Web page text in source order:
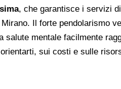
, che garantisce i servizi
Il forte pendolarismo
salute mentale facilmente
sui costi e sulle